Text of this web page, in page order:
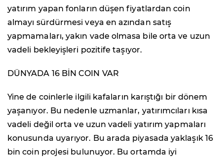
yatırım yapan fonların düşen fiyatlardan coin
almayı sürdürmesi veya en azından satış
yapmamaları, yakın vade olmasa bile orta ve uzun
vadeli bekleyişleri pozitife taşıyor.
DÜNYADA 16 BİN COIN VAR
Yine de coinlerle ilgili kafaların karıştığı bir dönem
yaşanıyor. Bu nedenle uzmanlar, yatırımcıları kısa
vadeli değil orta ve uzun vadeli yatırım yapmaları
konusunda uyarıyor. Bu arada piyasada yaklaşık 16
bin coin projesi bulunuyor. Bu ortamda iyi